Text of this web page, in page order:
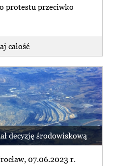
protestu przeciwko
całość
decyzję środowiskową
07.06.2023 r.